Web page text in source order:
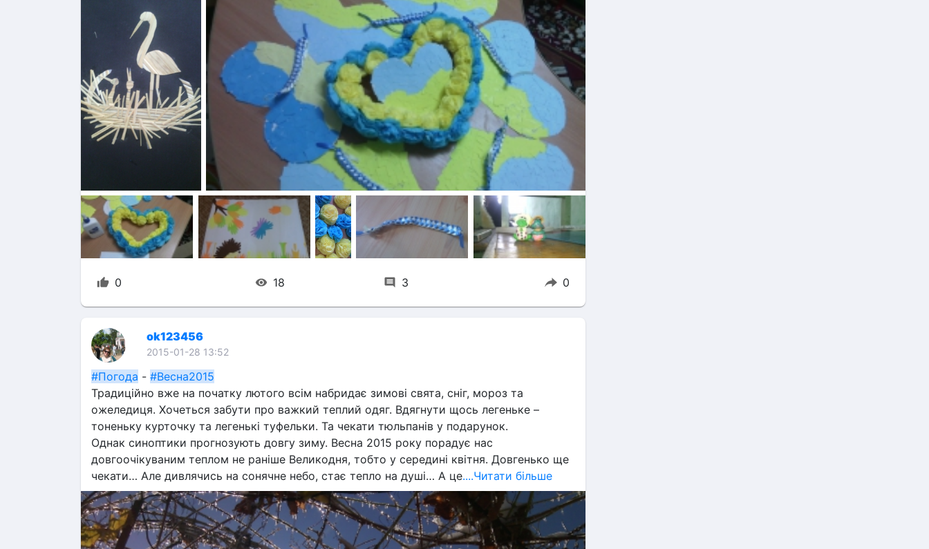
0 18 3 0
ok123456
2015-01-28 13:52
#Погода - #Весна2015
Традиційно вже на початку лютого всім набридає зимові свята, сніг, мороз та
ожеледиця. Хочеться забути про важкий теплий одяг. Вдягнути щось легеньке –
тоненьку курточку та легенькі туфельки. Та чекати тюльпанів у подарунок.
Однак синоптики прогнозують довгу зиму. Весна 2015 року порадує нас
довгоочікуваним теплом не раніше Великодня, тобто у середині квітня. Довгенько ще
чекати… Але дивлячись на сонячне небо, стає тепло на душі… А це....Читати більше